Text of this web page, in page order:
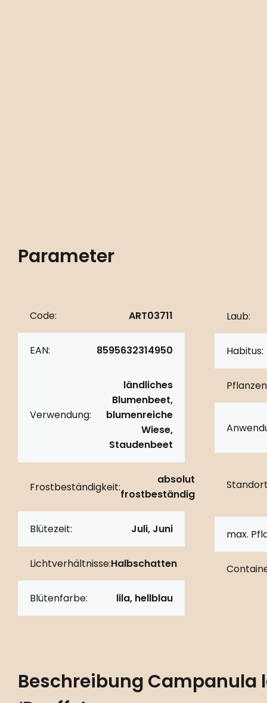
Parameter
Code: ART03711
EAN: 8595632314950
Verwendung:
ländliches
Blumenbeet,
blumenreiche
Wiese,
Staudenbeet
Frostbeständigkeit:
absolut
frostbeständig
Blütezeit: Juli, Juni
Lichtverhältnisse:Halbschatten
Blütenfarbe: lila, hellblau
Laub:
Habitus:
max.
Beschreibung Campanula